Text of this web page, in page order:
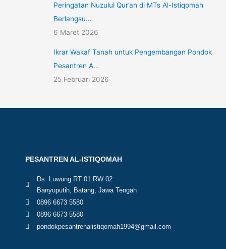
Peringatan Nuzulul Qur’an di MTs Al-Istiqomah
Berlangsu…
6 Maret 2026
Ikrar Wakaf Tanah untuk Pengembangan Pondok
Pesantren A…
25 Februari 2026
PESANTREN AL-ISTIQOMAH
Ds. Luwung RT 01 RW 02
Banyuputih, Batang, Jawa Tengah
0896 6673 5580
0896 6673 5580
pondokpesantrenalistiqomah1994@gmail.com